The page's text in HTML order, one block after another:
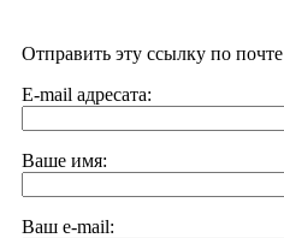
Отправить эту ссылку по почте
E-mail адресата:
Ваше имя:
Ваш e-mail: